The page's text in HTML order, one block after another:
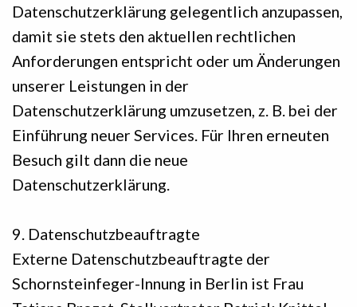
Datenschutzerklärung gelegentlich anzupassen,
damit sie stets den aktuellen rechtlichen
Anforderungen entspricht oder um Änderungen
unserer Leistungen in der
Datenschutzerklärung umzusetzen, z. B. bei der
Einführung neuer Services. Für Ihren erneuten
Besuch gilt dann die neue
Datenschutzerklärung.
9. Datenschutzbeauftragte
Externe Datenschutzbeauftragte der
Schornsteinfeger-Innung in Berlin ist Frau